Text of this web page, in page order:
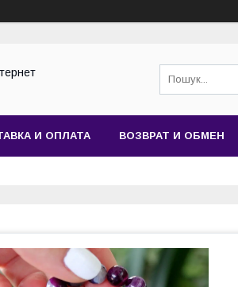
И ОПЛАТА ВОЗВРАТ И ОБМЕН